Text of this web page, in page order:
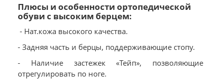
Плюсы и особенности ортопедической
обуви с высоким берцем:
- Нат.кожа высокого качества.
- Задняя часть и берцы, поддерживающие стопу.
- Наличие застежек «Тейп», позволяющие
отрегулировать по ноге.